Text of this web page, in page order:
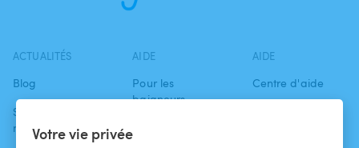
Votre vie privée
ACTUALITÉS
Blog
Swimmy dans les
médias
AIDE
Pour les
baigneurs
AIDE
Centre d'aide